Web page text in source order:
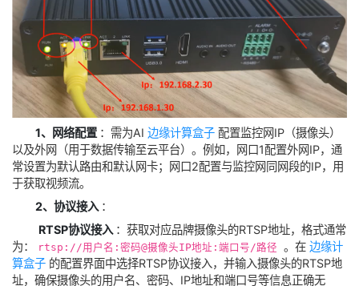
1、网络配置‌：需为AI边缘计算盒子配置监控网IP（摄像头）
以及外网（用于数据传输至云平台）。例如，网口1配置外网IP，通
常设置为默认路由和默认网卡；网口2配置与监控网同网段的IP，用
于获取视频流。
2、协议接入 ‌：
RTSP协议接入 ‌：获取对应品牌摄像头的RTSP地址，格式通常
为：rtsp://用户名:密码@摄像头IP地址:端口号/路径。在边缘计
算盒子的配置界面中选择RTSP协议接入，并输入摄像头的RTSP地